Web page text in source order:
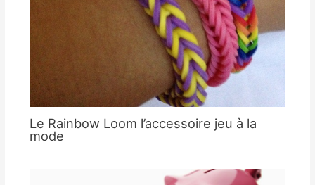
Le Rainbow Loom l’accessoire jeu à la
mode